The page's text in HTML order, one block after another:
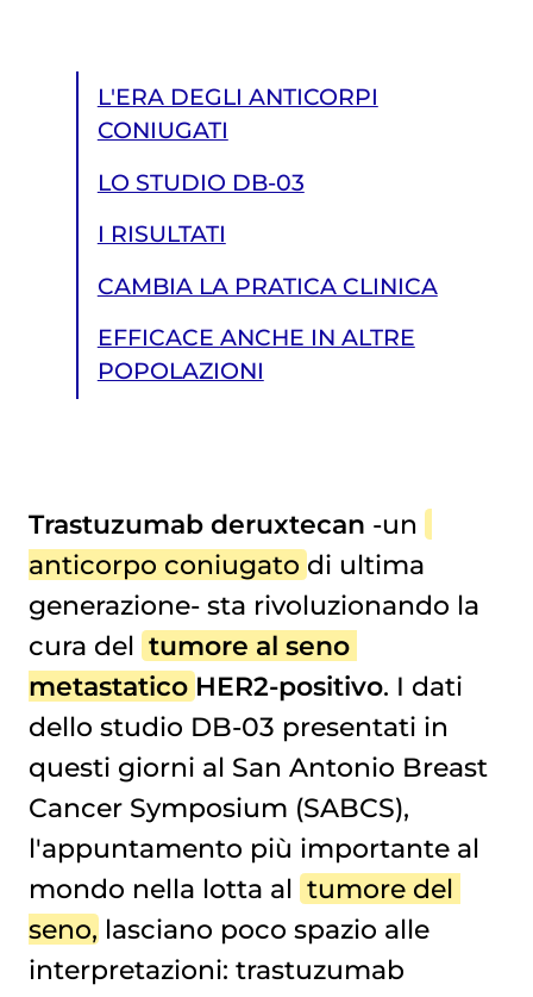
L'ERA DEGLI ANTICORPI
CONIUGATI
LO STUDIO DB-03
I RISULTATI
CAMBIA LA PRATICA CLINICA
EFFICACE ANCHE IN ALTRE
POPOLAZIONI
Trastuzumab deruxtecan -un
anticorpo coniugato di ultima
generazione- sta rivoluzionando la
cura del tumore al seno
metastaticoHER2-positivo. I dati
dello studio DB-03 presentati in
questi giorni al San Antonio Breast
Cancer Symposium (SABCS),
l'appuntamento più importante al
mondo nella lotta al tumore del
seno, lasciano poco spazio alle
interpretazioni: trastuzumab